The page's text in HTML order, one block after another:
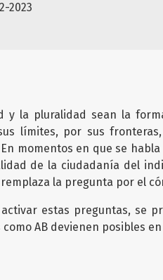
2023
y la pluralidad sean la
límites, por sus
momentos en que se
de la ciudadanía del
la pregunta por el
estas preguntas, se
AB devienen posibles